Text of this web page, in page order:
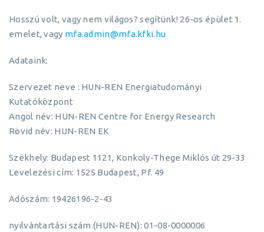
Hosszú volt, vagy nem világos? segítünk! 26-os épület 1.
emelet, vagy mfa.admin@mfa.kfki.hu
Adataink:
Szervezet neve : HUN-REN Energiatudományi
Kutatóközpont
Angol név: HUN-REN Centre for Energy Research
Rövid név: HUN-REN EK
Székhely: Budapest 1121, Konkoly-Thege Miklós út 29-33
Levelezési cím: 1525 Budapest, Pf. 49
Adószám: 19426196-2-43
nyilvántartási szám (HUN-REN): 01-08-0000006